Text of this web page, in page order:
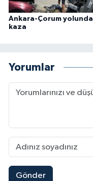
Ankara-Çorum yolunda
kaza
Yorumlar
Gönder